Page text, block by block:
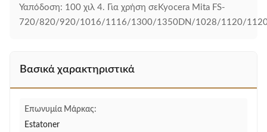
Υαπόδοση: 100 χιλ 4. Για χρήση σεKyocera Mita FS-
720/820/920/1016/1116/1300/1350DN/1028/1120/
Βασικά χαρακτηριστικά
Επωνυμία Μάρκας:
Estatoner